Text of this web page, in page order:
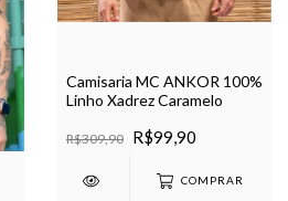
Camisaria MC ANKOR 100%
Linho Xadrez Caramelo
R$309,90 R$99,90
COMPRAR